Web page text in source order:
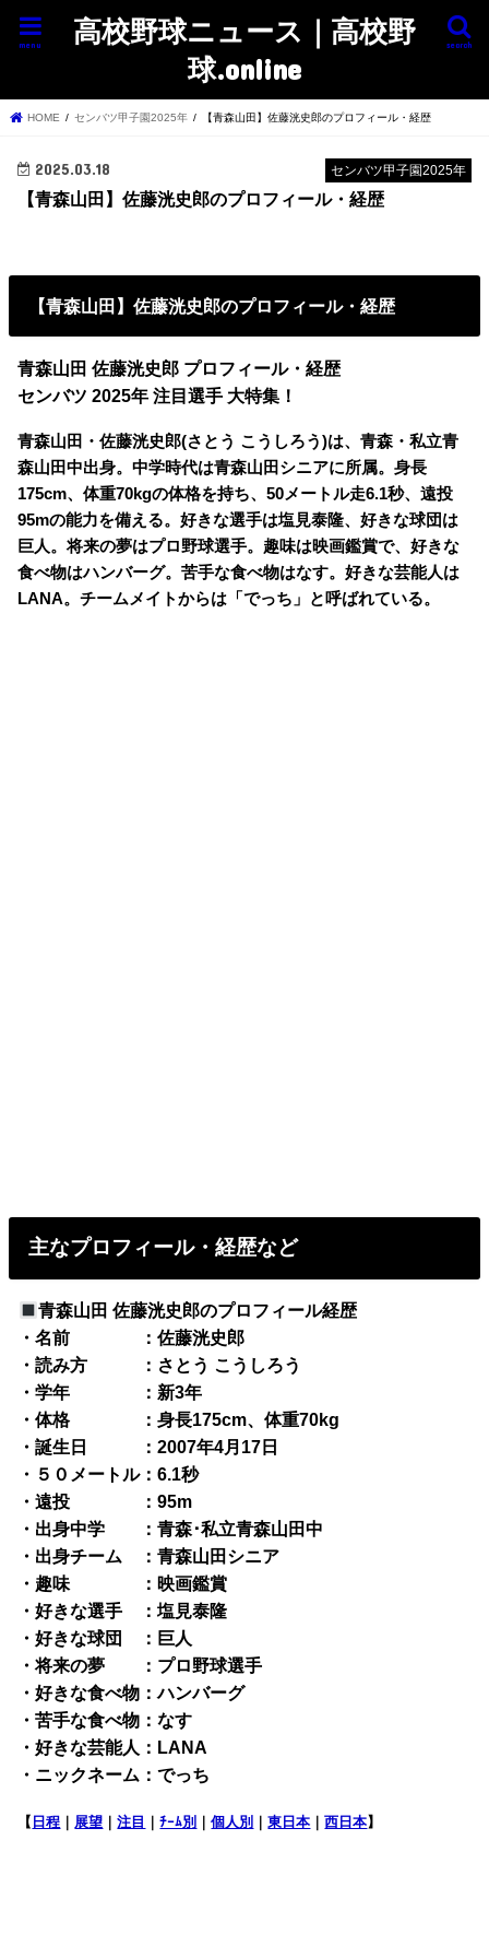
高校野球ニュース｜高校野
球.online
search
menu
HOME センバツ甲子園2025年 【青森山田】佐藤洸史郎のプロフィール・経歴
センバツ甲子園2025年
2025.03.18
【青森山田】佐藤洸史郎のプロフィール・経歴
【青森山田】佐藤洸史郎のプロフィール・経歴
青森山田 佐藤洸史郎 プロフィール・経歴
センバツ 2025年 注目選手 大特集！
青森山田・佐藤洸史郎(さとう こうしろう)は、青森・私立青
森山田中出身。中学時代は青森山田シニアに所属。身長
175cm、体重70kgの体格を持ち、50メートル走6.1秒、遠投
95mの能力を備える。好きな選手は塩見泰隆、好きな球団は
巨人。将来の夢はプロ野球選手。趣味は映画鑑賞で、好きな
食べ物はハンバーグ。苦手な食べ物はなす。好きな芸能人は
LANA。チームメイトからは「でっち」と呼ばれている。
主なプロフィール・経歴など
青森山田 佐藤洸史郎のプロフィール経歴
・名前 ：佐藤洸史郎
・読み方 ：さとう こうしろう
・学年 ：新3年
・体格 ：身長175cm、体重70kg
・誕生日 ：2007年4月17日
・５０メートル：6.1秒
・遠投 ：95m
・出身中学 ：青森･私立青森山田中
・出身チーム ：青森山田シニア
・趣味 ：映画鑑賞
・好きな選手 ：塩見泰隆
・好きな球団 ：巨人
・将来の夢 ：プロ野球選手
・好きな食べ物：ハンバーグ
・苦手な食べ物：なす
・好きな芸能人：LANA
・ニックネーム：でっち
【 日程 ｜ 展望 ｜注目 ｜ﾁｰﾑ別 ｜個人別 ｜東日本 ｜西日本】